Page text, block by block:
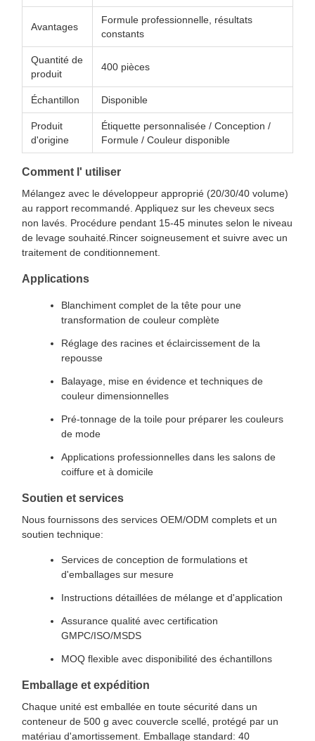
Avantages
Formule professionnelle, résultats
constants
Quantité de
produit
400 pièces
Échantillon Disponible
Produit
d'origine
Étiquette personnalisée / Conception /
Formule / Couleur disponible
Comment l' utiliser
Mélangez avec le développeur approprié (20/30/40 volume)
au rapport recommandé. Appliquez sur les cheveux secs
non lavés. Procédure pendant 15-45 minutes selon le niveau
de levage souhaité.Rincer soigneusement et suivre avec un
traitement de conditionnement.
Applications
Blanchiment complet de la tête pour une
transformation de couleur complète
Réglage des racines et éclaircissement de la
repousse
Balayage, mise en évidence et techniques de
couleur dimensionnelles
Pré-tonnage de la toile pour préparer les couleurs
de mode
Applications professionnelles dans les salons de
coiffure et à domicile
Soutien et services
Nous fournissons des services OEM/ODM complets et un
soutien technique:
Services de conception de formulations et
d'emballages sur mesure
Instructions détaillées de mélange et d'application
Assurance qualité avec certification
GMPC/ISO/MSDS
MOQ flexible avec disponibilité des échantillons
Emballage et expédition
Chaque unité est emballée en toute sécurité dans un
conteneur de 500 g avec couvercle scellé, protégé par un
matériau d'amortissement. Emballage standard: 40